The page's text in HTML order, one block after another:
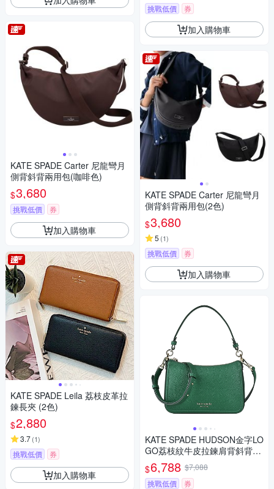
KATE SPADE Carter 尼龍彎月
側背斜背兩用包(咖啡色)
$3,680
挑戰低價 券
加入購物車
KATE SPADE Leila 荔枝皮革拉
鍊長夾 (2色)
$2,880
3.7(1)
挑戰低價 券
加入購物車
挑戰低價 券
加入購物車
KATE SPADE Carter 尼龍彎月
側背斜背兩用包(2色)
$3,680
5 (1)
挑戰低價 券
加入購物車
KATE SPADE HUDSON金字LO
GO荔枝紋牛皮拉鍊肩背斜背包
(中/祖母綠)
$6,788 $7,088
挑戰低價
券